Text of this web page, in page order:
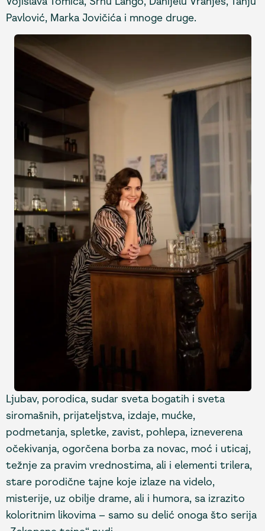
Pavlović, Marka Jovičića i mnoge druge.
Ljubav, porodica, sudar sveta bogatih i sveta
siromašnih, prijateljstva, izdaje, mućke,
podmetanja, spletke, zavist, pohlepa, izneverena
očekivanja, ogorčena borba za novac, moć i uticaj,
težnje za pravim vrednostima, ali i elementi trilera,
stare porodične tajne koje izlaze na videlo,
misterije, uz obilje drame, ali i humora, sa izrazito
koloritnim likovima – samo su delić onoga što serija